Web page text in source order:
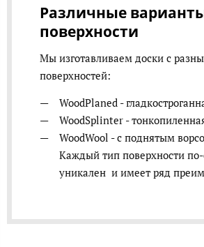
Различные
поверхности
Мы изготавливаем доски с
поверхностей:
WoodPlaned -
WoodSplinter -
WoodWool - ​с поднятым
Каждый тип поверхности
уникален и имеет ряд